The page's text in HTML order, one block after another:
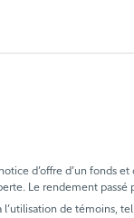
d’offre d’un fonds
Le rendement
de témoins,